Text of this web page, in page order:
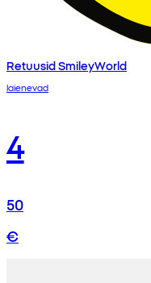
Retuusid SmileyWorld
laienevad
4
50
€